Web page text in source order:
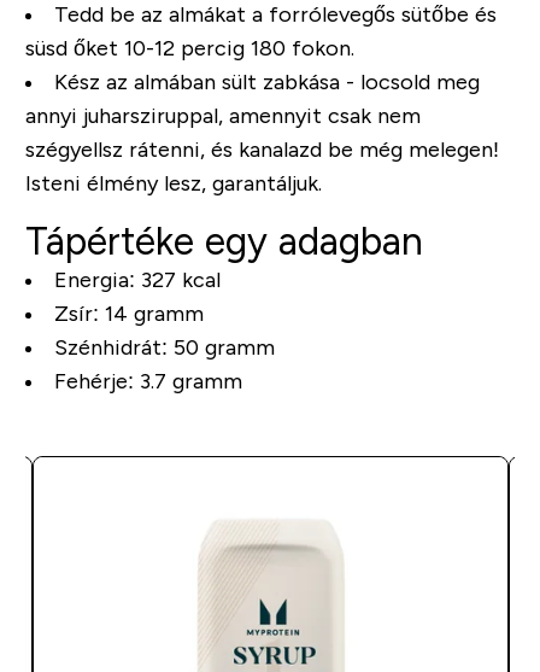
Tedd be az almákat a forrólevegős sütőbe és
süsd őket 10-12 percig 180 fokon.
Kész az almában sült zabkása - locsold meg
annyi juharsziruppal, amennyit csak nem
szégyellsz rátenni, és kanalazd be még melegen!
Isteni élmény lesz, garantáljuk.
Tápértéke egy adagban
Energia: 327 kcal
Zsír: 14 gramm
Szénhidrát: 50 gramm
Fehérje: 3.7 gramm